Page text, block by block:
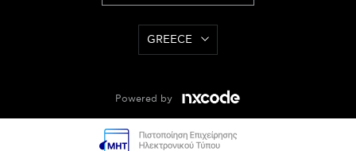
GREECE
Powered by